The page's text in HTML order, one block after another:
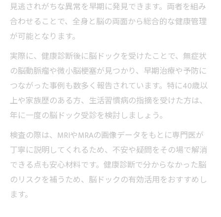
見逃されがちな異常を早期に発見できます。両者を組み
合わせることで、全身と脳の両面から総合的な健康管理
が可能となります。
実際に、健康診断後に脳ドックを受けたことで、無症状
の脳動脈瘤や微小脳梗塞が見つかり、早期治療や予防に
つながった事例も数多く報告されています。特に40歳以
上や家族歴のある方、生活習慣病の指摘を受けた方は、
年に一度の脳ドック受診を検討しましょう。
検査の際は、MRIやMRAの画像データをもとに専門医が
丁寧に説明してくれるため、不安や疑問をその場で解消
できる点も安心材料です。健康診断で分からなかった脳
のリスクを補うため、脳ドックの有効活用をおすすめし
ます。